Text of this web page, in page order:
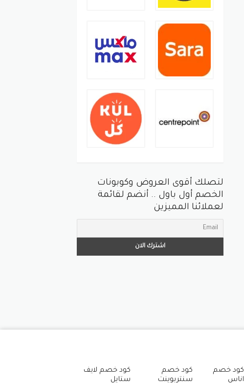
لتصلك أقوى العروض وكوبونات
الخصم أول باول .. أنضم لقائمة
لعملائنا المميزين
كود خصم
اناس
كود خصم
سنتربوينت
كود خصم لايف
ستايل